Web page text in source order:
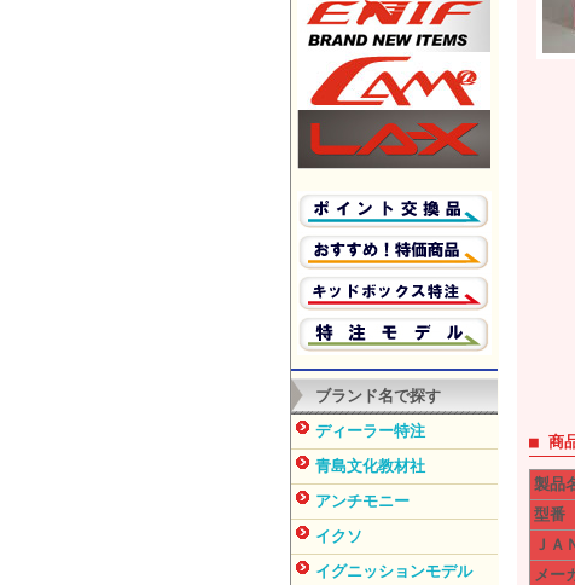
ブランド名で探す
ディーラー特注
青島文化教材社
アンチモニー
イクソ
イグニッションモデル
■ 商
製品
型番
ＪＡ
メー